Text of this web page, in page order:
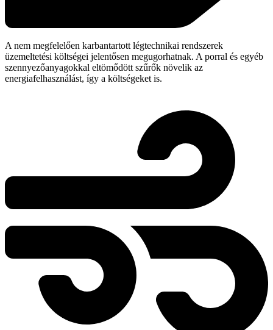
A nem megfelelően karbantartott légtechnikai rendszerek
üzemeltetési költségei jelentősen megugorhatnak. A porral és egyéb
szennyezőanyagokkal eltömődött szűrők növelik az
energiafelhasználást, így a költségeket is.